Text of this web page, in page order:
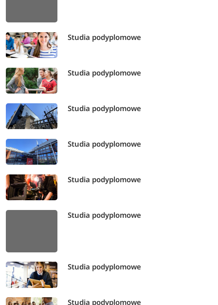
Studia podyplomowe
Studia podyplomowe
Studia podyplomowe
Studia podyplomowe
Studia podyplomowe
Studia podyplomowe
Studia podyplomowe
Studia podyplomowe